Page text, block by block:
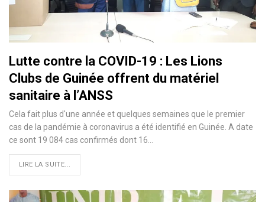
Lutte contre la COVID-19 : Les Lions
Clubs de Guinée offrent du matériel
sanitaire à l’ANSS
Cela fait plus d'une année et quelques semaines que le premier
cas de la pandémie à coronavirus a été identifié en Guinée. A date
ce sont 19 084 cas confirmés dont 16
LIRE LA SUITE...